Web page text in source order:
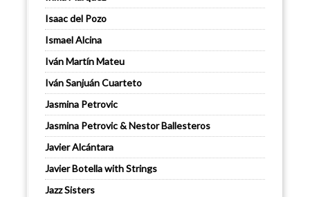
Isaac del Pozo
Ismael Alcina
Iván Martín Mateu
Iván Sanjuán Cuarteto
Jasmina Petrovic
Jasmina Petrovic & Nestor Ballesteros
Javier Alcántara
Javier Botella with Strings
Jazz Sisters